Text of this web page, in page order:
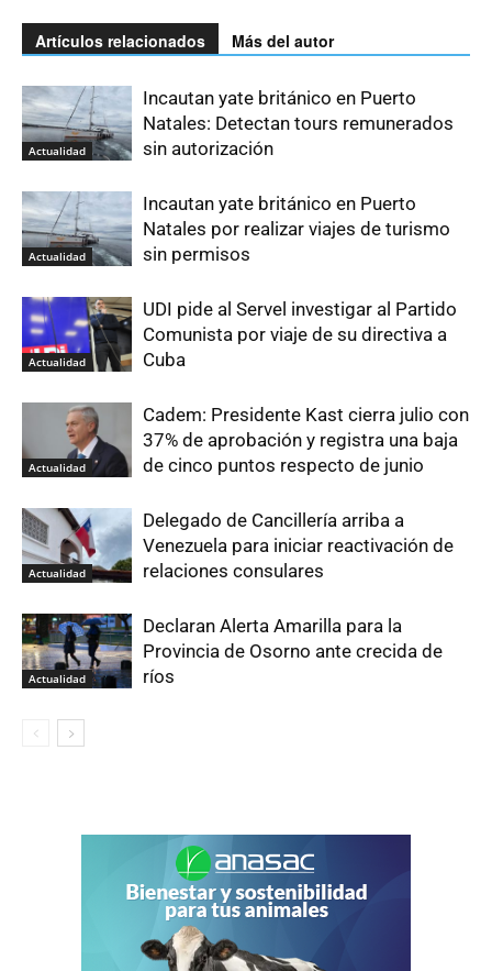
Artículos relacionados Más del autor
Actualidad
Incautan yate británico en Puerto
Natales: Detectan tours remunerados
sin autorización
Actualidad
Incautan yate británico en Puerto
Natales por realizar viajes de turismo
sin permisos
Actualidad
UDI pide al Servel investigar al Partido
Comunista por viaje de su directiva a
Cuba
Actualidad
Cadem: Presidente Kast cierra julio con
37% de aprobación y registra una baja
de cinco puntos respecto de junio
Actualidad
Delegado de Cancillería arriba a
Venezuela para iniciar reactivación de
relaciones consulares
Actualidad
Declaran Alerta Amarilla para la
Provincia de Osorno ante crecida de
ríos